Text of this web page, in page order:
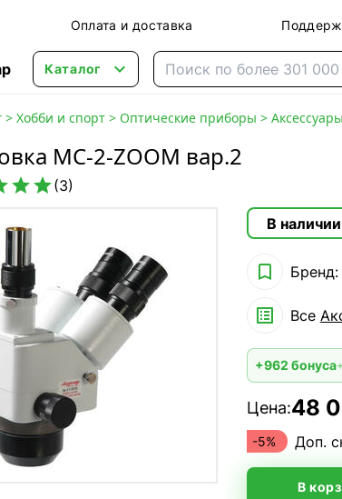
Оплата и доставка
Каталог 
> Хобби и спорт > Оптические приборы >
МС-2-ZOOM вар.2
(3)
В наличии
 Бренд:
 Все
+962 бонуса
Цена:48
-5% Доп.
В